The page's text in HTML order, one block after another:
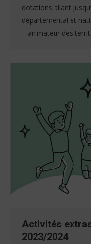
dotations allant
départemental et
– animateur des
Activités
2023/2024